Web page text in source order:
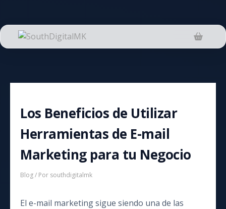
contenido
Los Beneficios de Utilizar
Herramientas de E-mail
Marketing para tu Negocio
Blog/ Por southdigitalmk
El e-mail marketing sigue siendo una de las